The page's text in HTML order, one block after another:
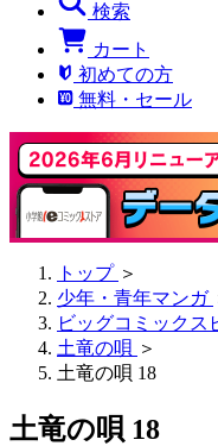
検索
カート
初めての方
無料・セール
トップ ＞
少年・青年マンガ
ビッグコミックス
土竜の唄 ＞
土竜の唄 18
土竜の唄 18